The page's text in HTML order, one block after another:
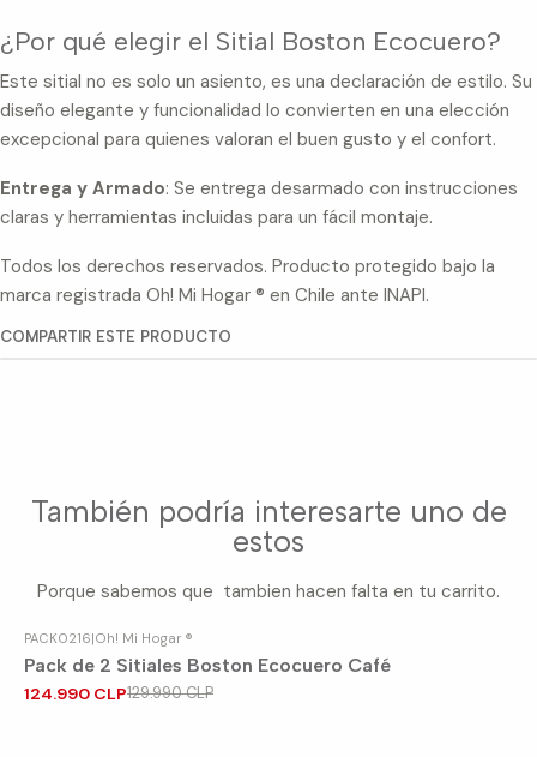
¿Por qué elegir el Sitial Boston Ecocuero?
Este sitial no es solo un asiento, es una declaración de estilo. Su
diseño elegante y funcionalidad lo convierten en una elección
excepcional para quienes valoran el buen gusto y el confort.
Entrega y Armado: Se entrega desarmado con instrucciones
claras y herramientas incluidas para un fácil montaje.
Todos los derechos reservados. Producto protegido bajo la
marca registrada Oh! Mi Hogar ® en Chile ante INAPI.
COMPARTIR ESTE PRODUCTO
También podría interesarte uno de
estos
Porque sabemos que tambien hacen falta en tu carrito.
OFF
PACK0216|Oh! Mi Hogar ®
Pack de 2 Sitiales Boston Ecocuero Café
124.990 CLP129.990 CLP